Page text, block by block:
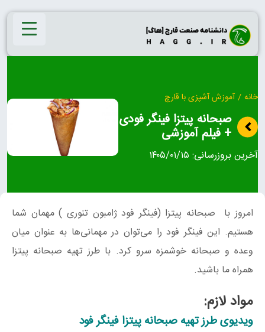
Skip
content
خانه / آموزش آشپزی با قارچ
صبحانه پیتزا فینگر فودی
+ فیلم آموزشی
آخرین بروزرسانی: ۱۴۰۵/۰۱/۱۵
امروز با صبحانه پیتزا (فینگر فود ژامبون تنوری ) مهمان شما
هستیم. این فینگر فود را می‌توان در مهمانی‌ها به عنوان میان
وعده و صبحانه خوشمزه سرو کرد. با طرز تهیه صبحانه پیتزا
همراه ما باشید.
مواد لازم:
ویدیوی طرز تهیه صبحانه پیتزا فینگر فود